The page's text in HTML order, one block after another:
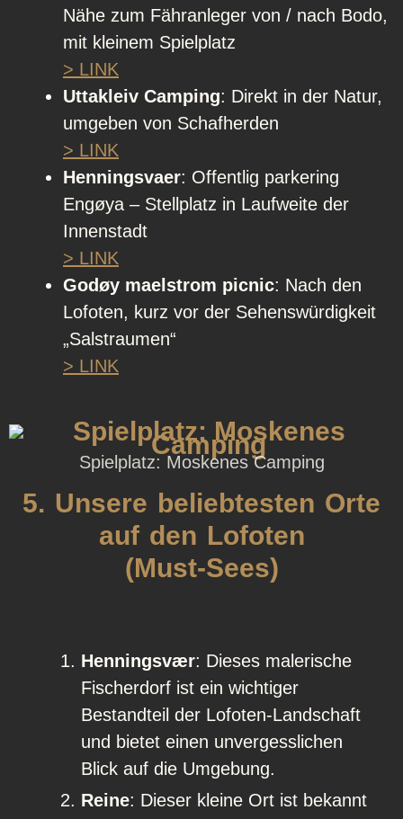
Nähe zum Fähranleger von / nach Bodo,
mit kleinem Spielplatz
> LINK
Uttakleiv Camping: Direkt in der Natur,
umgeben von Schafherden
> LINK
Henningsvaer: Offentlig parkering
Engøya – Stellplatz in Laufweite der
Innenstadt
> LINK
Godøy maelstrom picnic: Nach den
Lofoten, kurz vor der Sehenswürdigkeit
„Salstraumen“
> LINK
Spielplatz: Moskenes Camping
5. Unsere beliebtesten Orte
auf den Lofoten
(Must-Sees)
Henningsvær: Dieses malerische
Fischerdorf ist ein wichtiger
Bestandteil der Lofoten-Landschaft
und bietet einen unvergesslichen
Blick auf die Umgebung.
Reine: Dieser kleine Ort ist bekannt